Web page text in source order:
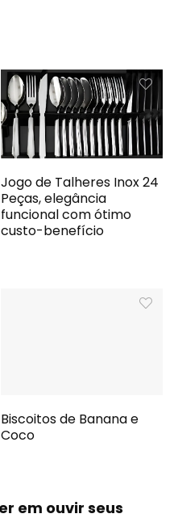
Jogo de Talheres Inox 24
Peças, elegância
funcional com ótimo
custo-benefício